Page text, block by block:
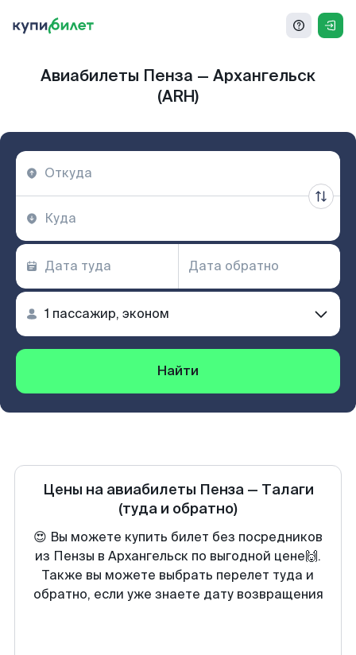
Авиабилеты Пенза — Архангельск
(ARH)
Найти
Цены на авиабилеты Пенза— Талаги
(туда и обратно)
😍 Вы можете купить билет без посредников
из Пензы в Архангельск по выгодной цене🙌.
Также вы можете выбрать перелет туда и
обратно, если уже знаете дату возвращения